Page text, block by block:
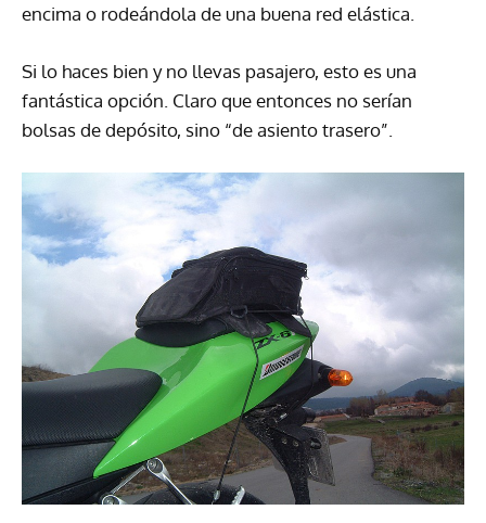
encima o rodeándola de una buena red elástica.
Si lo haces bien y no llevas pasajero, esto es una
fantástica opción. Claro que entonces no serían
bolsas de depósito, sino “de asiento trasero”.